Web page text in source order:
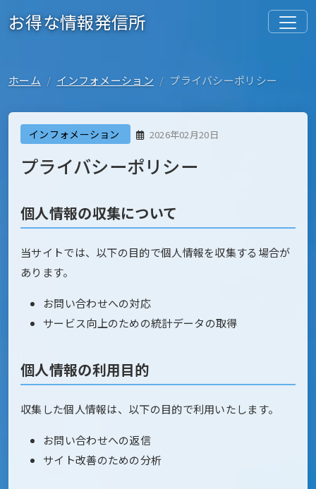
お得な情報発信所
ホーム インフォメーション プライバシーポリシー
インフォメーション 2026年02月20日
プライバシーポリシー
個人情報の収集について
当サイトでは、以下の目的で個人情報を収集する場合が
あります。
お問い合わせへの対応
サービス向上のための統計データの取得
個人情報の利用目的
収集した個人情報は、以下の目的で利用いたします。
お問い合わせへの返信
サイト改善のための分析